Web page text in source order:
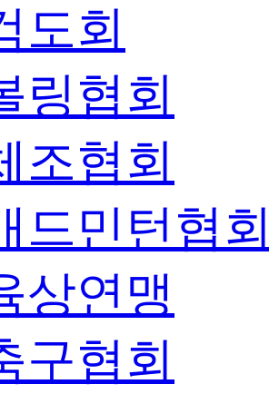
도회
링협회
조협회
드민턴협
상연맹
구협회